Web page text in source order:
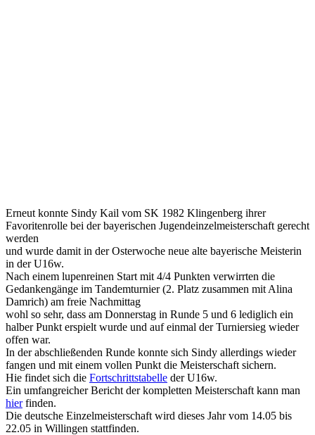
Erneut konnte Sindy Kail vom SK 1982 Klingenberg ihrer
Favoritenrolle bei der bayerischen Jugendeinzelmeisterschaft gerecht
werden
und wurde damit in der Osterwoche neue alte bayerische Meisterin
in der U16w.
Nach einem lupenreinen Start mit 4/4 Punkten verwirrten die
Gedankengänge im Tandemturnier (2. Platz zusammen mit Alina
Damrich) am freie Nachmittag
wohl so sehr, dass am Donnerstag in Runde 5 und 6 lediglich ein
halber Punkt erspielt wurde und auf einmal der Turniersieg wieder
offen war.
In der abschließenden Runde konnte sich Sindy allerdings wieder
fangen und mit einem vollen Punkt die Meisterschaft sichern.
Hie findet sich die Fortschrittstabelle der U16w.
Ein umfangreicher Bericht der kompletten Meisterschaft kann man
hierfinden.
Die deutsche Einzelmeisterschaft wird dieses Jahr vom 14.05 bis
22.05 in Willingen stattfinden.